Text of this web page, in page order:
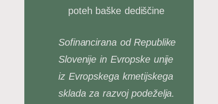
poteh baške dediščine
Sofinancirana od Republike
Slovenije in Evropske unije
iz Evropskega kmetijskega
sklada za razvoj podeželja.